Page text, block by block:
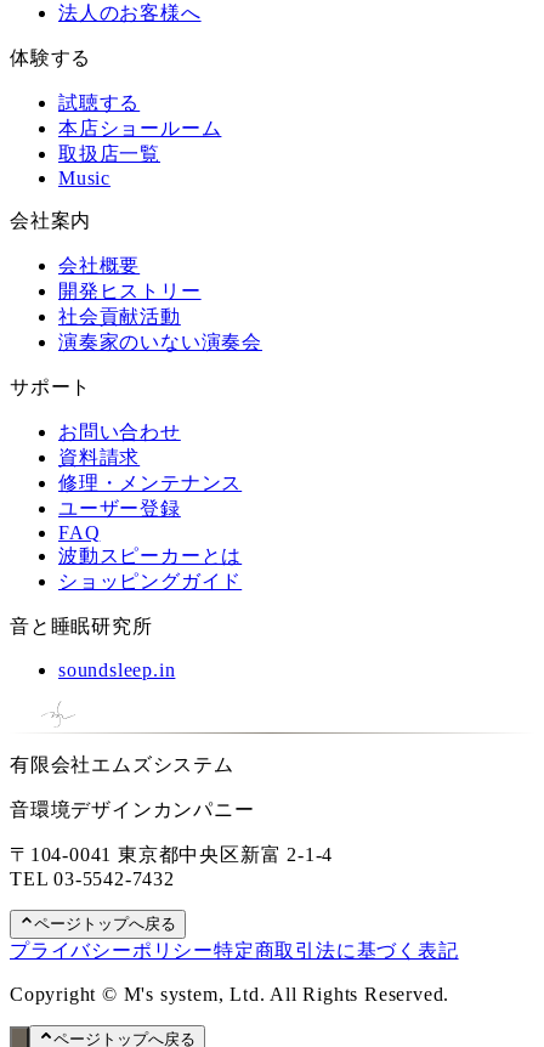
法人のお客様へ
体験する
試聴する
本店ショールーム
取扱店一覧
Music
会社案内
会社概要
開発ヒストリー
社会貢献活動
演奏家のいない演奏会
サポート
お問い合わせ
資料請求
修理・メンテナンス
ユーザー登録
FAQ
波動スピーカーとは
ショッピングガイド
音と睡眠研究所
soundsleep.in
有限会社エムズシステム
音環境デザインカンパニー
〒104-0041 東京都中央区新富 2-1-4
TEL03-5542-7432
ページトップへ戻る
プライバシーポリシー特定商取引法に基づく表記
Copyright © M's system, Ltd. All Rights Reserved.
ページトップへ戻る